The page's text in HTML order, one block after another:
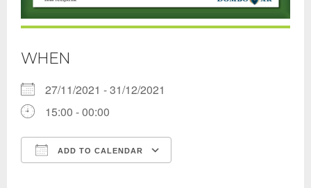
WHEN
27/11/2021 - 31/12/2021
15:00 - 00:00
ADD TO CALENDAR